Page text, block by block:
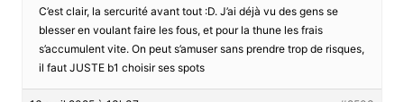
C’est clair, la sercurité avant tout :D. J’ai déjà vu des gens se
blesser en voulant faire les fous, et pour la thune les frais
s’accumulent vite. On peut s’amuser sans prendre trop de risques,
il faut JUSTE b1 choisir ses spots